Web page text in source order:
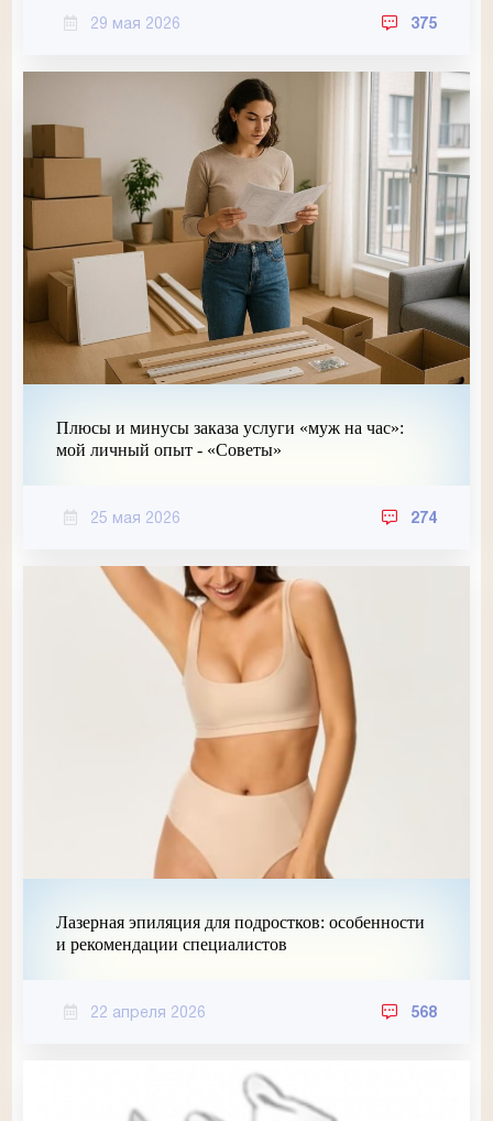
29 мая 2026 375
Плюсы и минусы заказа услуги «муж на час»:
мой личный опыт - «Советы»
25 мая 2026 274
Лазерная эпиляция для подростков: особенности
и рекомендации специалистов
22 апреля 2026 568